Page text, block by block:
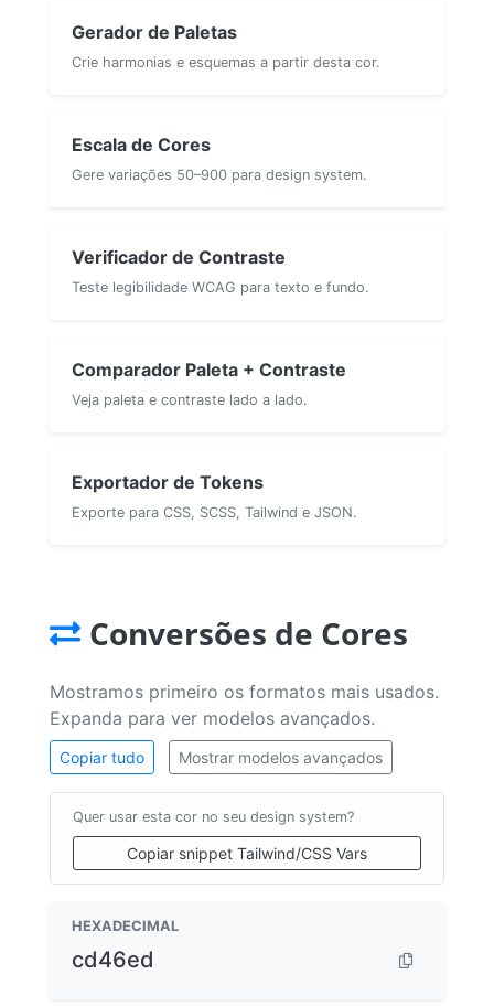
Gerador de Paletas
Crie harmonias e esquemas a partir desta cor.
Escala de Cores
Gere variações 50–900 para design system.
Verificador de Contraste
Teste legibilidade WCAG para texto e fundo.
Comparador Paleta + Contraste
Veja paleta e contraste lado a lado.
Exportador de Tokens
Exporte para CSS, SCSS, Tailwind e JSON.
Conversões de Cores
Mostramos primeiro os formatos mais usados.
Expanda para ver modelos avançados.
Copiar tudo Mostrar modelos avançados
Quer usar esta cor no seu design system?
Copiar snippet Tailwind/CSS Vars
HEXADECIMAL
cd46ed